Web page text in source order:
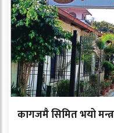
कागजमै सिमित भयो